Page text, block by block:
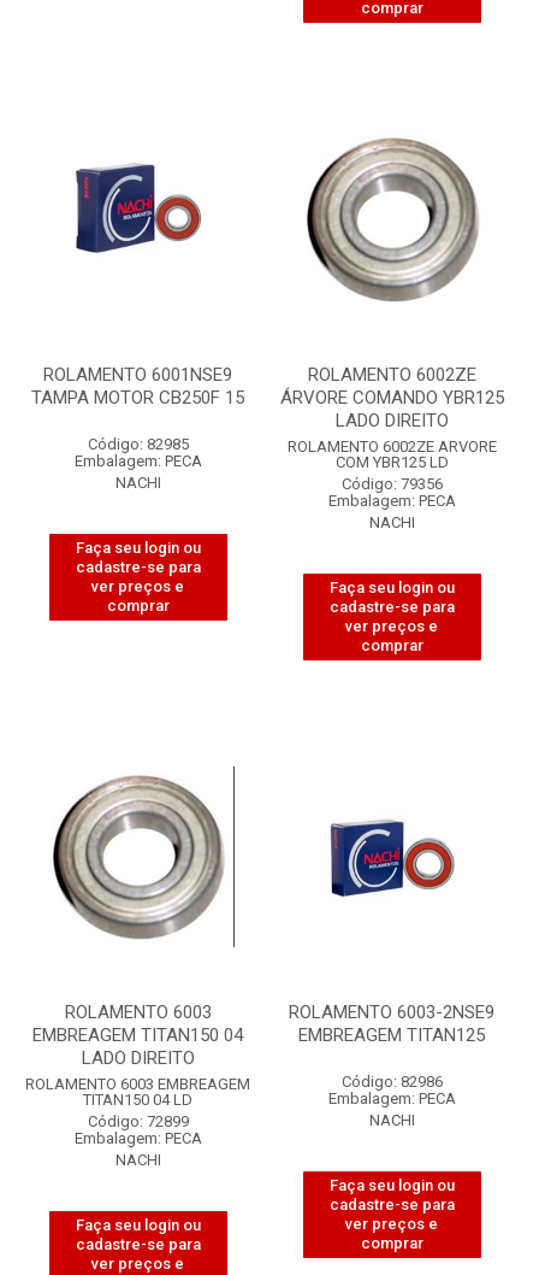
comprar
ROLAMENTO 6001NSE9
TAMPA MOTOR CB250F 15
Código: 82985
Embalagem: PECA
NACHI
Faça seu login ou
cadastre-se para
ver preços e
comprar
ROLAMENTO 6002ZE
ÁRVORE COMANDO YBR125
LADO DIREITO
ROLAMENTO 6002ZE ARVORE
COM YBR125 LD
Código: 79356
Embalagem: PECA
NACHI
Faça seu login ou
cadastre-se para
ver preços e
comprar
ROLAMENTO 6003
EMBREAGEM TITAN150 04
LADO DIREITO
ROLAMENTO 6003 EMBREAGEM
TITAN150 04 LD
Código: 72899
Embalagem: PECA
NACHI
Faça seu login ou
cadastre-se para
ver preços e
ROLAMENTO 6003-2NSE9
EMBREAGEM TITAN125
Código: 82986
Embalagem: PECA
NACHI
Faça seu login ou
cadastre-se para
ver preços e
comprar